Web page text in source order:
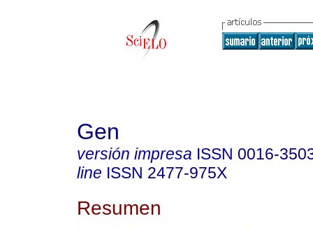
Gen
versión impresa ISSN 0016-
line ISSN 2477-975X
Resumen